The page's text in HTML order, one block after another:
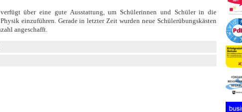
über eine gute Ausstattung, um Schülerinnen und Schüler in die
Physik einzuführen. Gerade in letzter Zeit wurden neue Schülerübungskästen
angeschafft.